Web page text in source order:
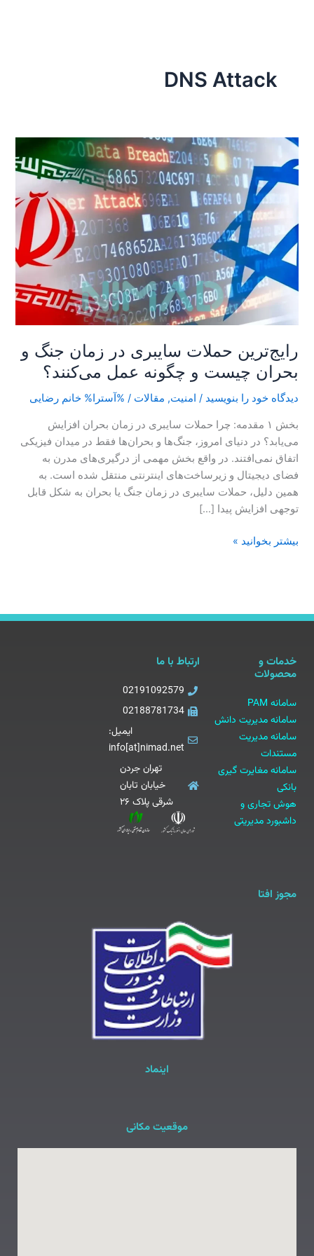
DNS Attack
رایج‌ترین حملات سایبری در زمان جنگ و
بحران چیست و چگونه عمل می‌کنند؟
دیدگاه‌ خود را بنویسید / امنیت, مقالات / %آسترا% خانم رضایی
بخش ۱ مقدمه: چرا حملات سایبری در زمان بحران افزایش
می‌یابد؟ در دنیای امروز، جنگ‌ها و بحران‌ها فقط در میدان فیزیکی
اتفاق نمی‌افتند. در واقع بخش مهمی از درگیری‌های مدرن به
فضای دیجیتال و زیرساخت‌های اینترنتی منتقل شده است. به
همین دلیل، حملات سایبری در زمان جنگ یا بحران به شکل قابل
توجهی افزایش پیدا […]
رایج‌ترین
حملات
سایبری
جنگ
و
بحران
چیست
و
می‌کنند؟
بیشتر بخوانید »
خدمات و
محصولات
سامانه PAM
سامانه مدیریت دانش
سامانه مدیریت
مستندات
سامانه مغایرت گیری
بانکی
هوش تجاری و
داشبورد مدیریتی
ارتباط با ما
02191092579
02188781734
ایمیل:
info[at]nimad.net
تهران جردن
خیابان تابان
شرقی پلاک ۲۶
مجوز افتا
اینماد
موقعیت مکانی